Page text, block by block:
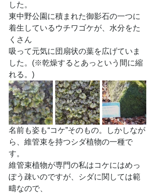
した。
東中野公園に積まれた御影石の一つに
着生しているウチワゴケが、水分をた
くさん
吸って元気に団扇状の葉を広げていま
した。(※乾燥するとあっという間に縮
れる。)
名前も姿も“コケ”そのもの。しかしなが
ら、維管束を持つシダ植物の一種で
す。
維管束植物が専門の私はコケにはめっ
ぽう疎いのですが、シダに関しては範
疇なので、